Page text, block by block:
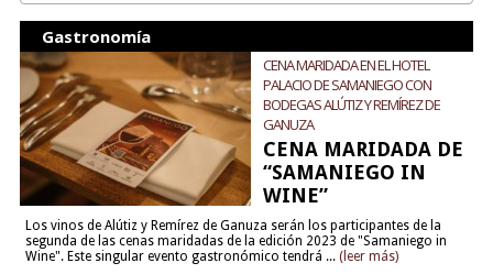
Gastronomía
CENA MARIDADA EN EL HOTEL
PALACIO DE SAMANIEGO CON
BODEGAS ALÚTIZ Y REMÍREZ DE
GANUZA
CENA MARIDADA DE
“SAMANIEGO IN
WINE”
Los vinos de Alútiz y Remírez de Ganuza serán los participantes de la
segunda de las cenas maridadas de la edición 2023 de "Samaniego in
Wine". Este singular evento gastronómico tendrá ... (leer más)